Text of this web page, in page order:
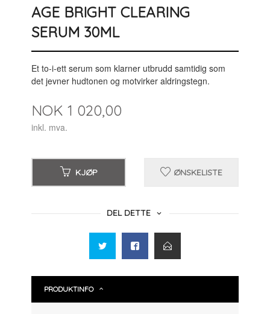
AGE BRIGHT CLEARING
SERUM 30ML
Et to-i-ett serum som klarner utbrudd samtidig som
det jevner hudtonen og motvirker aldringstegn.
Pris
NOK 1 020,00
inkl. mva.
KJØP ØNSKELISTE
DEL DETTE
PRODUKTINFO